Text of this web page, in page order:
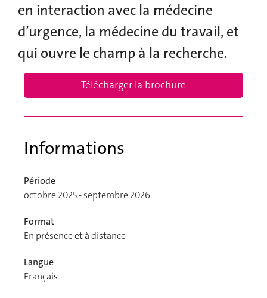
en interaction avec la médecine
d’urgence, la médecine du travail, et
qui ouvre le champ à la recherche.
Télécharger la brochure
Informations
Période
octobre 2025 - septembre 2026
Format
En présence et à distance
Langue
Français